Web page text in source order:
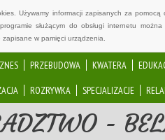
Używamy informacji zapisanych za
służącym do obsługi internetu
w pamięci urządzenia.
PRZEBUDOWA KWATERA
ROZRYWKA SPECJALIZACJE
-